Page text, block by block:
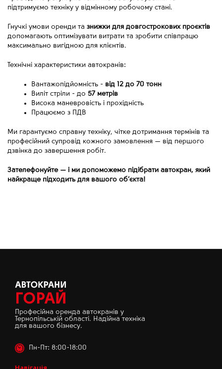
підтримуємо техніку у відмінному робочому стані.
Гнучкі умови оренди та знижки для довгострокових проєктів
допомагають оптимізувати витрати та зробити співпрацю
максимально вигідною для клієнтів.
Технічні характеристики автокранів:
Вантажопідйомність - від 12 до 70 тонн
Виліт стріли - до 57 метрів
Висока маневровість і прохідність
Працюємо з ПДВ
Ми гарантуємо справну техніку, чітке дотримання термінів та
професійний супровід кожного замовлення — від першого
дзвінка до завершення робіт.
Зателефонуйте — і ми допоможемо підібрати автокран, який
найкраще підходить для вашого об’єкта!
Професійна оренда автокранів у
Тернопільській області. Надійна техніка
для вашого бізнесу.
Пн-Пт: 8:00-18:00